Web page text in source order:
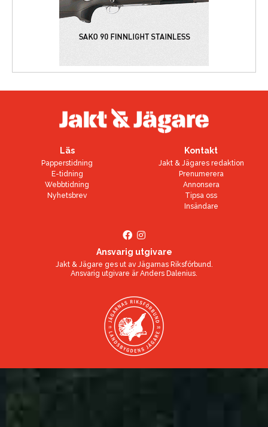
Läs
Papperstidning
E-tidning
Webbtidning
Nyhetsbrev
Kontakt
Jakt & Jägares redaktion
Prenumerera
Annonsera
Tipsa oss
Insändare
Ansvarig utgivare
Jakt & Jägare ges ut av Jägarnas Riksförbund.
Ansvarig utgivare ärAnders Dalenius.